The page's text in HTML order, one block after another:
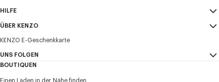
Veranstaltungen erhalten, die personalisiert werden können,
insbesondere in sozialen Netzwerken und anderen Plattformen.
HILFE
Mein Konto
Größentabelle
FAQ
ÜBER KENZO
AGB
Impressum und Nutzungsbedingungen
Vertraulichkeit
KENZO E-Geschenkkarte
UNS FOLGEN
BOUTIQUEN
Einen Laden in der Nähe finden